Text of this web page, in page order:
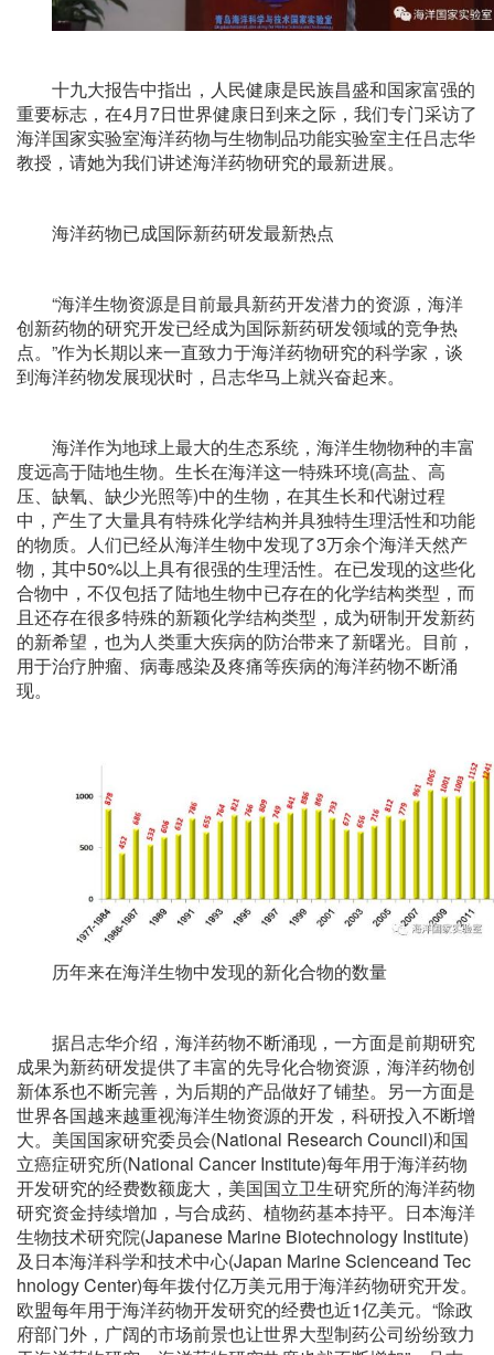
十九大报告中指出，人民健康是民族昌盛和国家富强的
重要标志，在4月7日世界健康日到来之际，我们专门采访了
海洋国家实验室海洋药物与生物制品功能实验室主任吕志华
教授，请她为我们讲述海洋药物研究的最新进展。
海洋药物已成国际新药研发最新热点
“海洋生物资源是目前最具新药开发潜力的资源，海洋
创新药物的研究开发已经成为国际新药研发领域的竞争热
点。”作为长期以来一直致力于海洋药物研究的科学家，谈
到海洋药物发展现状时，吕志华马上就兴奋起来。
海洋作为地球上最大的生态系统，海洋生物物种的丰富
度远高于陆地生物。生长在海洋这一特殊环境(高盐、高
压、缺氧、缺少光照等)中的生物，在其生长和代谢过程
中，产生了大量具有特殊化学结构并具独特生理活性和功能
的物质。人们已经从海洋生物中发现了3万余个海洋天然产
物，其中50%以上具有很强的生理活性。在已发现的这些化
合物中，不仅包括了陆地生物中已存在的化学结构类型，而
且还存在很多特殊的新颖化学结构类型，成为研制开发新药
的新希望，也为人类重大疾病的防治带来了新曙光。目前，
用于治疗肿瘤、病毒感染及疼痛等疾病的海洋药物不断涌
现。
历年来在海洋生物中发现的新化合物的数量
据吕志华介绍，海洋药物不断涌现，一方面是前期研究
成果为新药研发提供了丰富的先导化合物资源，海洋药物创
新体系也不断完善，为后期的产品做好了铺垫。另一方面是
世界各国越来越重视海洋生物资源的开发，科研投入不断增
大。美国国家研究委员会(National Research Council)和国
立癌症研究所(National Cancer Institute)每年用于海洋药物
开发研究的经费数额庞大，美国国立卫生研究所的海洋药物
研究资金持续增加，与合成药、植物药基本持平。日本海洋
生物技术研究院(Japanese Marine Biotechnology Institute)
及日本海洋科学和技术中心(Japan Marine Scienceand Tec
hnology Center)每年拨付亿万美元用于海洋药物研究开发。
欧盟每年用于海洋药物开发研究的经费也近1亿美元。“除政
府部门外，广阔的市场前景也让世界大型制药公司纷纷致力